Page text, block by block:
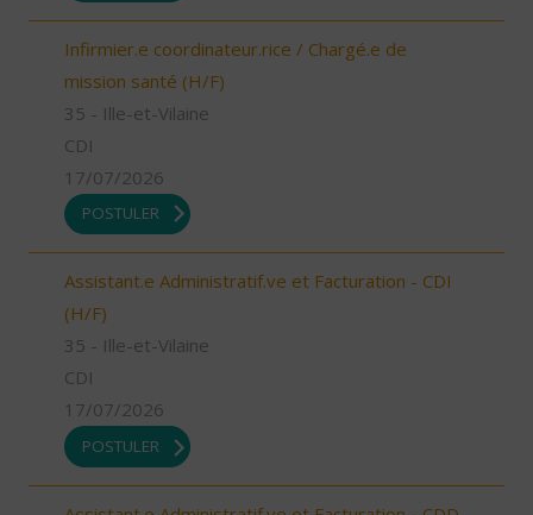
Infirmier.e coordinateur.rice / Chargé.e de
mission santé (H/F)
35 - Ille-et-Vilaine
CDI
17/07/2026
POSTULER
Assistant.e Administratif.ve et Facturation - CDI
(H/F)
35 - Ille-et-Vilaine
CDI
17/07/2026
POSTULER